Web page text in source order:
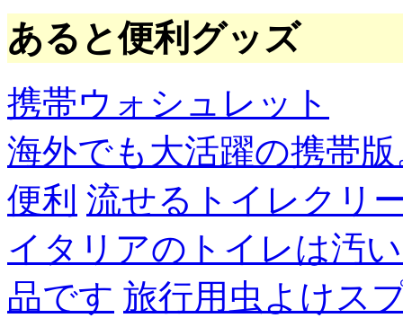
あると便利グッズ
携帯ウォシュレット
海外でも大活躍の携帯
便利 流せるトイレクリ
イタリアのトイレは汚
品です 旅行用虫よけス